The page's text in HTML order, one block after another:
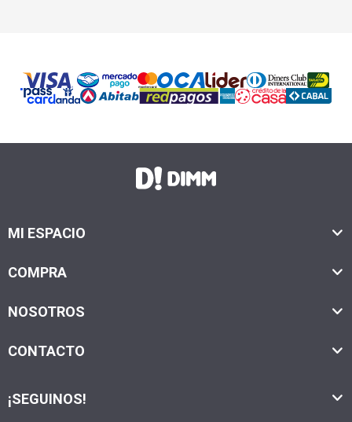
MI ESPACIO
COMPRA
NOSOTROS
CONTACTO
¡SEGUINOS!